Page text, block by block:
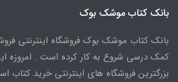
بانک کتاب موشک بوک
بانک کتاب موشک بوک فروشگاه اینترنتی
کمک درسی شروع به کار کرده است . امروزه
بزرگترین فروشگاه های اینترنتی خرید